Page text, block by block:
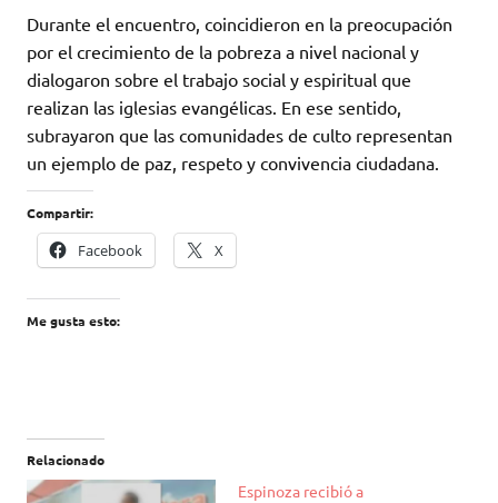
Durante el encuentro, coincidieron en la preocupación
por el crecimiento de la pobreza a nivel nacional y
dialogaron sobre el trabajo social y espiritual que
realizan las iglesias evangélicas. En ese sentido,
subrayaron que las comunidades de culto representan
un ejemplo de paz, respeto y convivencia ciudadana.
Compartir:
Facebook X
Me gusta esto:
Relacionado
Espinoza recibió a